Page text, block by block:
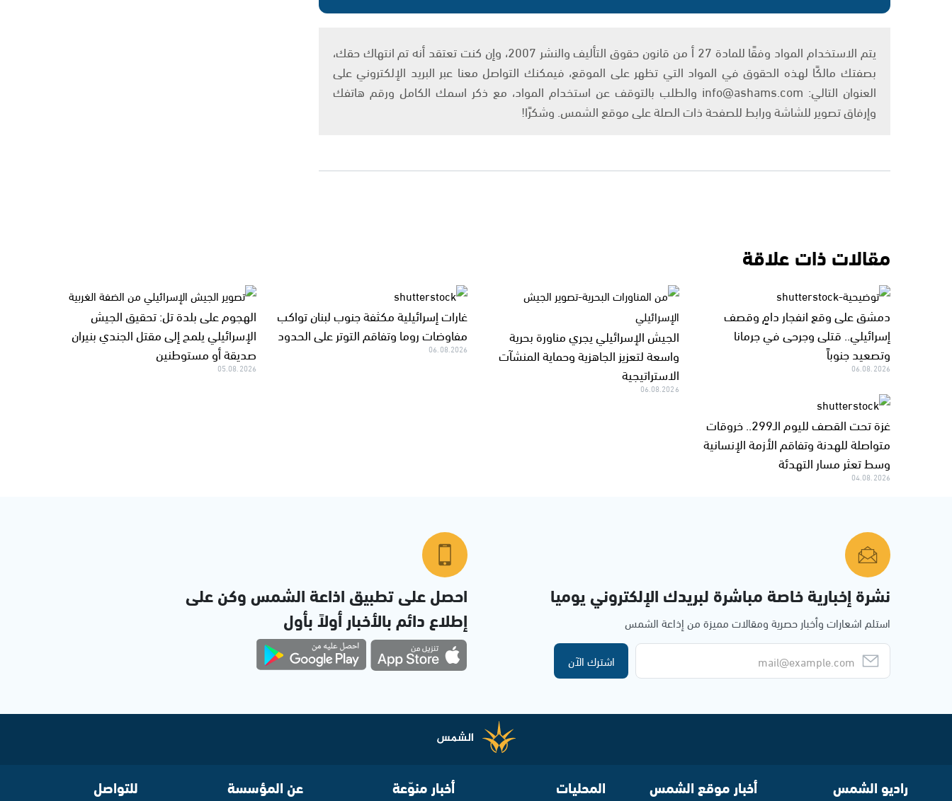
يتم الاستخدام المواد وفقًا للمادة 27 أ من قانون حقوق التأليف والنشر 2007، وإن كنت تعتقد أنه تم انتهاك حقك،
بصفتك مالكًا لهذه الحقوق في المواد التي تظهر على الموقع، فيمكنك التواصل معنا عبر البريد الإلكتروني على
العنوان التالي: info@ashams.com والطلب بالتوقف عن استخدام المواد، مع ذكر اسمك الكامل ورقم هاتفك
وإرفاق تصوير للشاشة ورابط للصفحة ذات الصلة على موقع الشمس. وشكرًا!
مقالات ذات علاقة
دمشق على وقع انفجار دامٍ وقصف
إسرائيلي.. قتلى وجرحى في جرمانا
وتصعيد جنوباً
06.08.2026
الجيش الإسرائيلي يجري مناورة بحرية
واسعة لتعزيز الجاهزية وحماية المنشآت
الاستراتيجية
06.08.2026
غارات إسرائيلية مكثفة جنوب لبنان تواكب
مفاوضات روما وتفاقم التوتر على الحدود
06.08.2026
الهجوم على بلدة تل: تحقيق الجيش
الإسرائيلي يلمح إلى مقتل الجندي بنيران
صديقة أو مستوطنين
05.08.2026
غزة تحت القصف لليوم الـ299.. خروقات
متواصلة للهدنة وتفاقم الأزمة الإنسانية
وسط تعثر مسار التهدئة
04.08.2026
نشرة إخبارية خاصة مباشرة لبريدك الإلكتروني يوميا
استلم اشعارات وأخبار حصرية ومقالات مميزة من إذاعة الشمس
اشترك الآن
احصل على تطبيق اذاعة الشمس وكن على
إطلاع دائم بالأخبار أولاً بأول
راديو الشمس أخبار موقع الشمس المحليات أخبار منوّعة عن المؤسسة للتواصل